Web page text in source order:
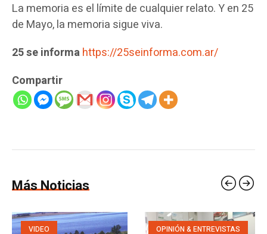
La memoria es el límite de cualquier relato. Y en 25
de Mayo, la memoria sigue viva.
25 se informahttps://25seinforma.com.ar/
Compartir
Más Noticias
VIDEO OPINIÓN & ENTREVISTAS